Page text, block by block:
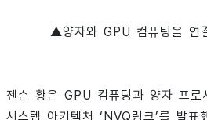
▲양자와 GPU 컴퓨팅을 연
젠슨 황은 GPU 컴퓨팅과 양자 프로
시스템 아키텍처 ‘NVQ링크’를 발표